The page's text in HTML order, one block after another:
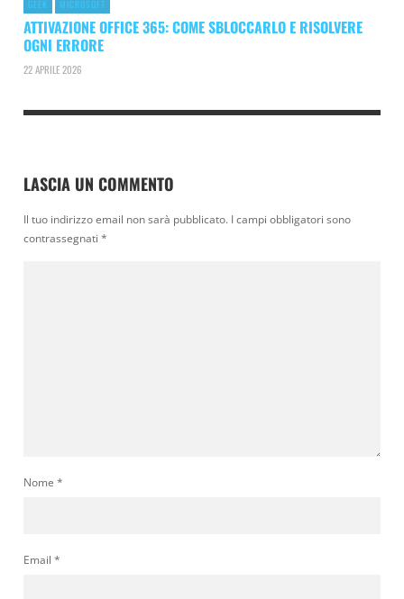
GEEK MICROSOFT
ATTIVAZIONE OFFICE 365: COME SBLOCCARLO E RISOLVERE
OGNI ERRORE
22 APRILE 2026
LASCIA UN COMMENTO
Il tuo indirizzo email non sarà pubblicato. I campi obbligatori sono
contrassegnati *
Nome *
Email *